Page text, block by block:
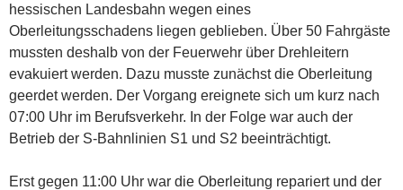
hessischen Landesbahn wegen eines
Oberleitungsschadens liegen geblieben. Über 50 Fahrgäste
mussten deshalb von der Feuerwehr über Drehleitern
evakuiert werden. Dazu musste zunächst die Oberleitung
geerdet werden. Der Vorgang ereignete sich um kurz nach
07:00 Uhr im Berufsverkehr. In der Folge war auch der
Betrieb der S-Bahnlinien S1 und S2 beeinträchtigt.
Erst gegen 11:00 Uhr war die Oberleitung repariert und der